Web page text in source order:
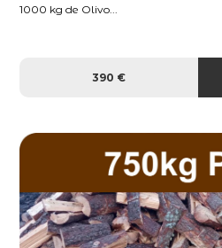
1000 kg de Olivo...
390 €